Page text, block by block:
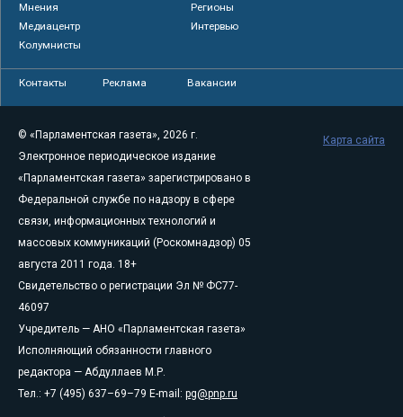
Мнения
Регионы
Медиацентр
Интервью
Колумнисты
Контакты Реклама Вакансии
© «Парламентская газета», 2026 г.
Электронное периодическое издание
«Парламентская газета» зарегистрировано в
Федеральной службе по надзору в сфере
связи, информационных технологий и
массовых коммуникаций (Роскомнадзор) 05
августа 2011 года. 18+
Свидетельство о регистрации Эл № ФС77-
46097
Учредитель — АНО «Парламентская газета»
Исполняющий обязанности главного
редактора — Абдуллаев М.Р.
Тел.: +7 (495) 637–69–79 E-mail: pg@pnp.ru
Карта сайта